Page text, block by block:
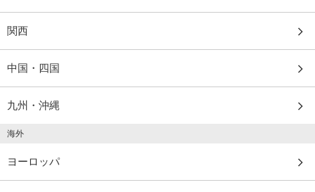
関西
中国・四国
九州・沖縄
海外
ヨーロッパ